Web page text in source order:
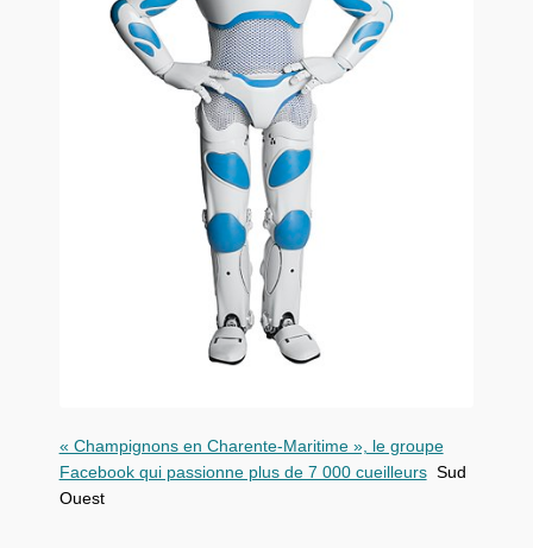
« Champignons en Charente-Maritime », le groupe
Facebook qui passionne plus de 7 000 cueilleursSud
Ouest